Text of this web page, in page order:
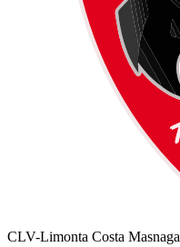
CLV-Limonta Costa Masnaga